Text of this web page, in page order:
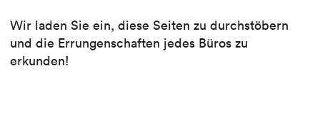
Wir laden Sie ein, diese Seiten zu durchstöbern
und die Errungenschaften jedes Büros zu
erkunden!